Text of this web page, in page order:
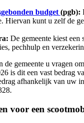
budget (pgb):
Hiervan kunt u zelf de
De gemeente kiest een
pechhulp en
de gemeente u vragen
is dit een vast bedrag
afhankelijk van uw
voor een